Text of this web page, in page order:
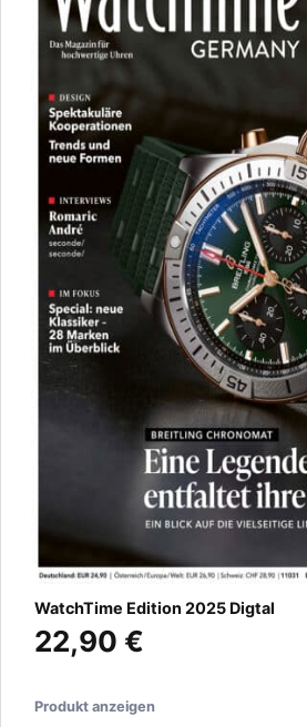
WatchTime Edition 2025 Digtal
22,90 €
Produkt anzeigen